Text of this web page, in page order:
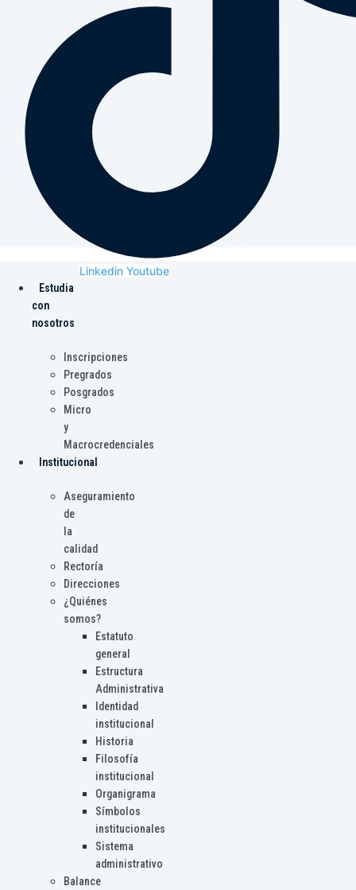
Linkedin Youtube
Estudia
con
nosotros
Inscripciones
Pregrados
Posgrados
Micro
y
Macrocredenciales
Institucional
Aseguramiento
de
la
calidad
Rectoría
Direcciones
¿Quiénes
somos?
Estatuto
general
Estructura
Administrativa
Identidad
institucional
Historia
Filosofía
institucional
Organigrama
Símbolos
institucionales
Sistema
administrativo
Balance